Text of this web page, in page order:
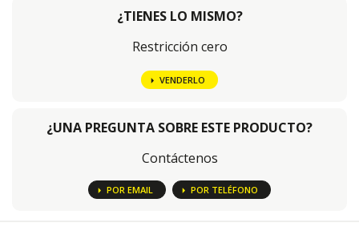
¿TIENES LO MISMO?
Restricción cero
VENDERLO
¿UNA PREGUNTA SOBRE ESTE PRODUCTO?
Contáctenos
POR EMAIL POR TELÉFONO